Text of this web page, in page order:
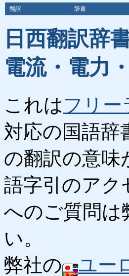
翻訳 辞書
日西翻訳辞
電流・電力
これはフリ
対応の国語辞
の翻訳の意味
語字引のアク
へのご質問は
い。
弊社の
ユー